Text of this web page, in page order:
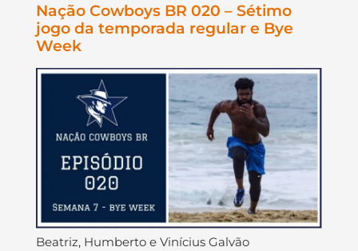
Nação Cowboys BR 020 – Sétimo
jogo da temporada regular e Bye
Week
Beatriz, Humberto e Vinícius Galvão